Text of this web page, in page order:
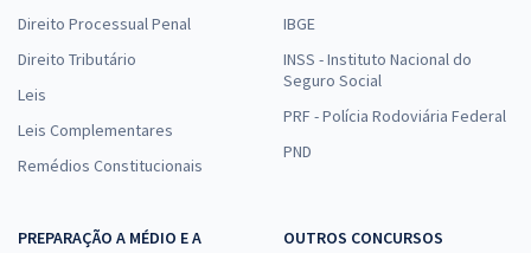
Direito Processual Penal
Direito Tributário
Leis
Leis Complementares
Remédios Constitucionais
IBGE
INSS - Instituto Nacional do
Seguro Social
PRF - Polícia Rodoviária Federal
PND
PREPARAÇÃO A MÉDIO E A
OUTROS CONCURSOS